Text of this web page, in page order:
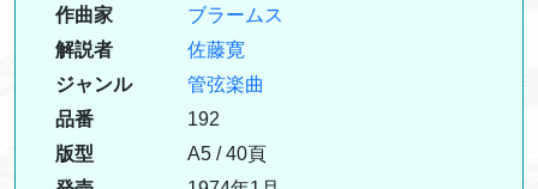
作曲家
ブラームス
解説者
佐藤寛
ジャンル
管弦楽曲
品番
192
版型
A5 / 40頁